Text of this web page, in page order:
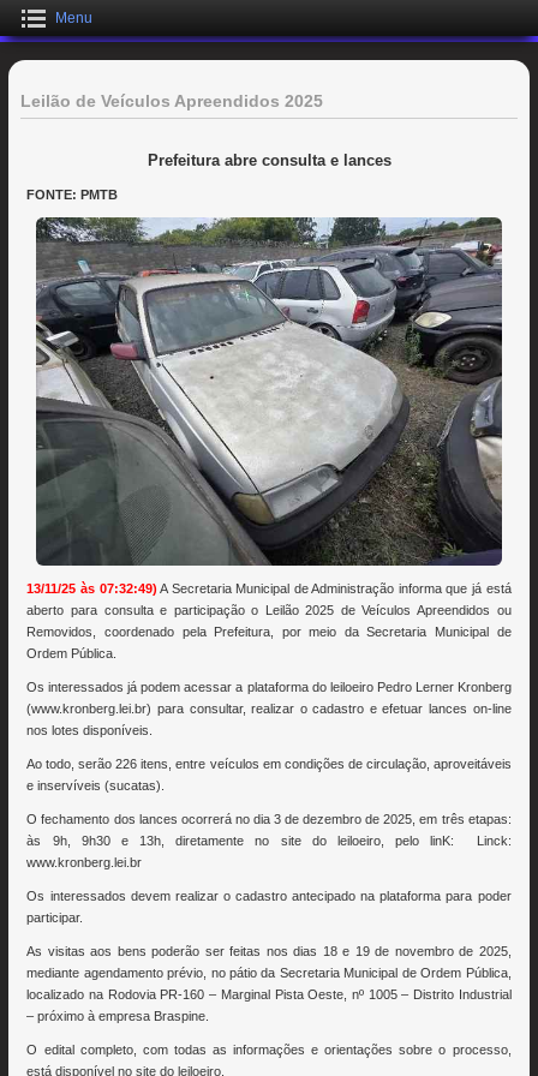
Menu
Leilão de Veículos Apreendidos 2025
Prefeitura abre consulta e lances
FONTE: PMTB
13/11/25 às 07:32:49) A Secretaria Municipal de Administração informa que já está
aberto para consulta e participação o Leilão 2025 de Veículos Apreendidos ou
Removidos, coordenado pela Prefeitura, por meio da Secretaria Municipal de
Ordem Pública.
Os interessados já podem acessar a plataforma do leiloeiro Pedro Lerner Kronberg
(www.kronberg.lei.br) para consultar, realizar o cadastro e efetuar lances on-line
nos lotes disponíveis.
Ao todo, serão 226 itens, entre veículos em condições de circulação, aproveitáveis
e inservíveis (sucatas).
O fechamento dos lances ocorrerá no dia 3 de dezembro de 2025, em três etapas:
às 9h, 9h30 e 13h, diretamente no site do leiloeiro, pelo linK: Linck:
www.kronberg.lei.br
Os interessados devem realizar o cadastro antecipado na plataforma para poder
participar.
As visitas aos bens poderão ser feitas nos dias 18 e 19 de novembro de 2025,
mediante agendamento prévio, no pátio da Secretaria Municipal de Ordem Pública,
localizado na Rodovia PR-160 – Marginal Pista Oeste, nº 1005 – Distrito Industrial
– próximo à empresa Braspine.
O edital completo, com todas as informações e orientações sobre o processo,
está disponível no site do leiloeiro.